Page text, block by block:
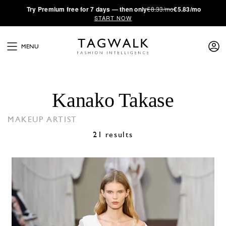
·Try Premium free for 7 days — then only€8.33/mo€5.83/mo
START NOW
MENU
Kanako Takase
MAKEUP ARTIST
21 results